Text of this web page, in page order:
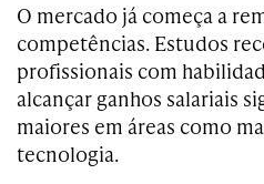
O mercado já começa a
competências. Estudos
profissionais com
alcançar ganhos salariais
maiores em áreas como
tecnologia.